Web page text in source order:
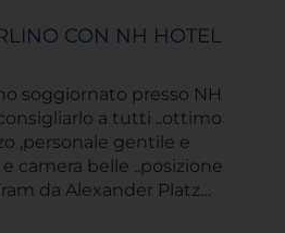
CON NH HOTEL
soggiornato presso NH
,personale gentile e
da Alexander Platz